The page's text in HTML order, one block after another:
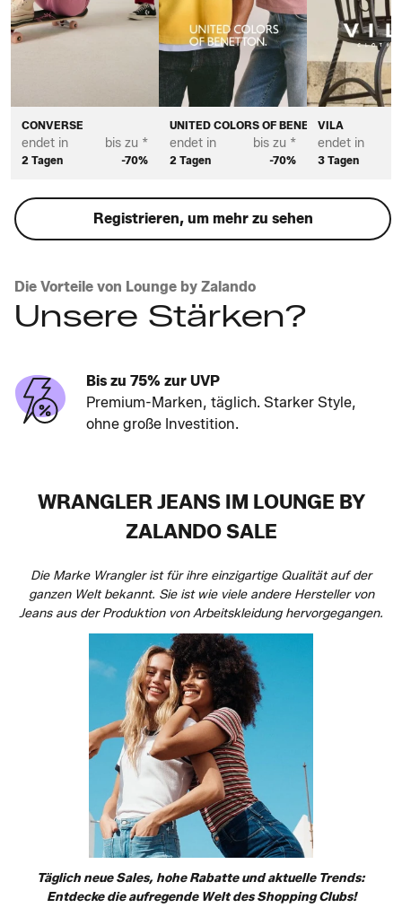
CONVERSE
endet in
2 Tagen
bis zu *
-70%
UNITED COLORS OF BENETTON
endet in
2 Tagen
bis zu *
-70%
VILA
endet in
3 Tagen
Registrieren, um mehr zu sehen
Die Vorteile von Lounge by Zalando
Unsere Stärken?
Bis zu 75% zur UVP
Premium-Marken, täglich. Starker Style,
ohne große Investition.
WRANGLER JEANS IM LOUNGE BY
ZALANDO SALE
Die Marke Wrangler ist für ihre einzigartige Qualität auf der
ganzen Welt bekannt. Sie ist wie viele andere Hersteller von
Jeans aus der Produktion von Arbeitskleidung hervorgegangen.
Täglich neue Sales, hohe Rabatte und aktuelle Trends:
Entdecke die aufregende Welt des Shopping Clubs!